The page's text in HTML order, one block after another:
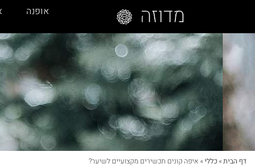
אופנה
דף הבית»כללי» איפה קונים תכשירים מקצועיים לשיער?